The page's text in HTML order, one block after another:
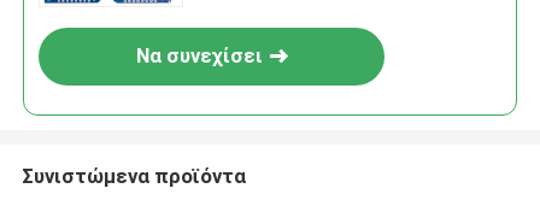
Υποβολή
Να συνεχίσει
Συνιστώμενα προϊόντα